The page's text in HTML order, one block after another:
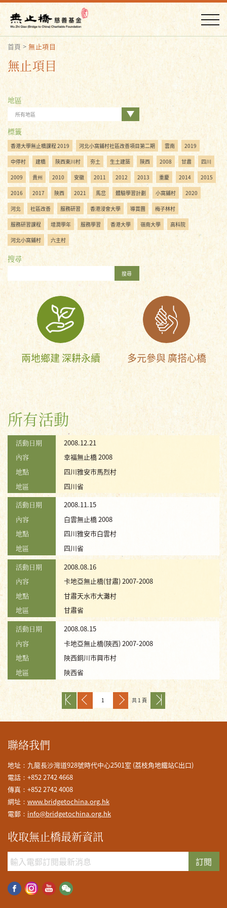
首頁>無止項目
無止項目
地區
所有地區
標籤
香港大學無止橋課程 2019 河北小窩鋪村社區改善項目第二期 雲南 2019
中停村 建橋 陝西東川村 夯土 生土建築 陝西 2008 甘肅 四川
2009 貴州 2010 安徽 2011 2012 2013 重慶 2014 2015
2016 2017 陜西 2021 馬岔 體驗學習計劃 小窩鋪村 2020
河北 社區改善 服務研習 香港浸會大學 導賞團 梅子林村
服務研習課程 增潤學年 服務學習 香港大學 嶺南大學 高科院
河北小窩鋪村 六主村
搜尋
搜尋
兩地鄉建 深耕永續 多元參與 廣搭心橋
所有活動
活動日期
2008.12.21
內容
幸福無止橋 2008
地點
四川雅安市馬烈村
地區
四川省
活動日期
2008.11.15
內容
白雲無止橋 2008
地點
四川雅安市白雲村
地區
四川省
活動日期
2008.08.16
內容
卡地亞無止橋(甘肅) 2007-2008
地點
甘肅天水市大灘村
地區
甘肅省
活動日期
2008.08.15
內容
卡地亞無止橋(陝西) 2007-2008
地點
陜西銅川市興市村
地區
陜西省
共 1 頁
聯絡我們
地址：九龍長沙灣道928號時代中心2501室 (荔枝角地鐵站C出口)
電話：+852 2742 4668
傳真：+852 2742 4008
網址： www.bridgetochina.org.hk
電郵： info@bridgetochina.org.hk
收取無止橋最新資訊
訂閱